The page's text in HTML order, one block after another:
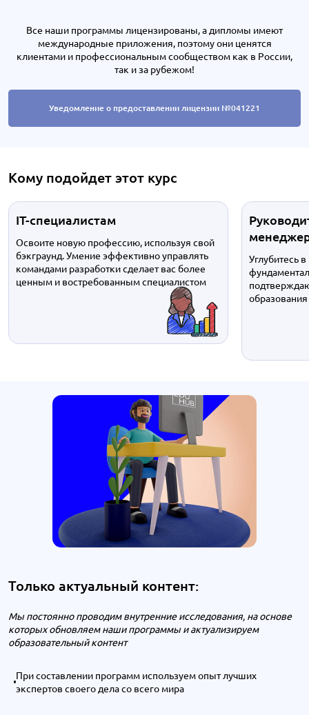
Все наши программы лицензированы, а дипломы имеют
международные приложения, поэтому они ценятся
клиентами и профессиональным сообществом как в России,
так и за рубежом!
Уведомление о предоставлении лицензии №041221
Кому подойдет этот курс
IT-специалистам
Освоите новую профессию, используя свой
бэкграунд. Умение эффективно управлять
командами разработки сделает вас более
ценным и востребованным специалистом
Углубитесь
Только актуальный контент:
Мы постоянно проводим внутренние исследования, на основе
которых обновляем наши программы и актуализируем
образовательный контент
При составлении программ используем опыт лучших
экспертов своего дела со всего мира